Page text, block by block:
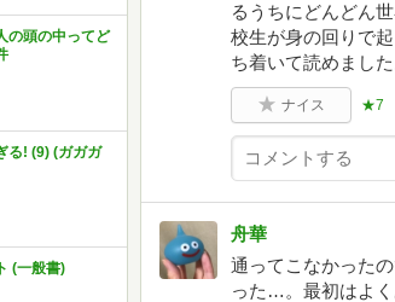
の頭の中ってど
る! (9) (ガガガ
(一般書)
るうちにどんどん
校生が身の回りで
ち着いて読めました
ナイス ★7
舟華
通ってこなかった
った…。最初はよ